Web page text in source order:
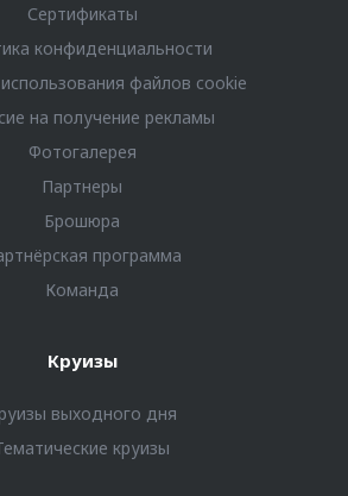
Сертификаты
конфиденциальности
файлов cookie
на получение рекламы
Фотогалерея
Партнеры
Брошюра
программа
Команда
Круизы
выходного дня
круизы